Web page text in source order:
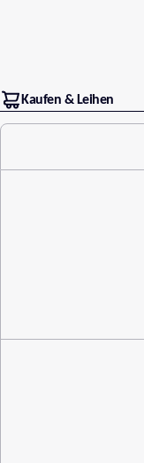
Kaufen & Leihen